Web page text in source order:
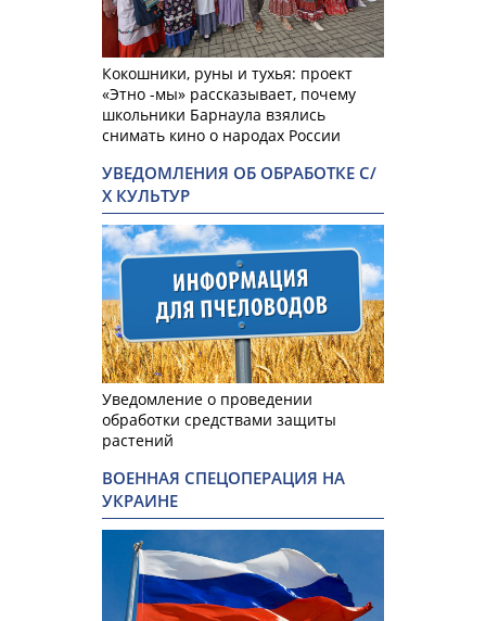
Кокошники, руны и тухья: проект
«Этно -мы» рассказывает, почему
школьники Барнаула взялись
снимать кино о народах России
УВЕДОМЛЕНИЯ ОБ ОБРАБОТКЕ С/
Х КУЛЬТУР
Уведомление о проведении
обработки средствами защиты
растений
ВОЕННАЯ СПЕЦОПЕРАЦИЯ НА
УКРАИНЕ